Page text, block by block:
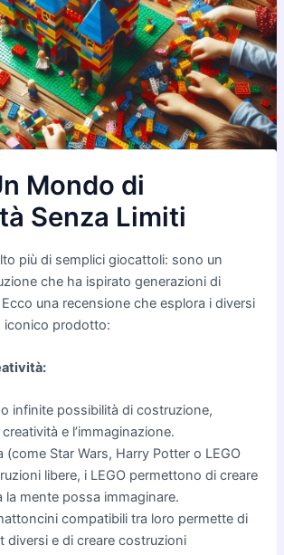
Mondo di
Senza Limiti
più di semplici giocattoli: sono un
che ha ispirato generazioni di
una recensione che esplora i diversi
iconico prodotto:
infinite possibilità di costruzione,
e l’immaginazione.
(come Star Wars, Harry Potter o LEGO
libere, i LEGO permettono di creare
la mente possa immaginare.
compatibili tra loro permette di
diversi e di creare costruzioni